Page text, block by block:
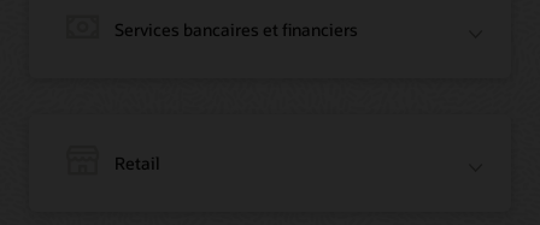
Services bancaires et financiers
Retail